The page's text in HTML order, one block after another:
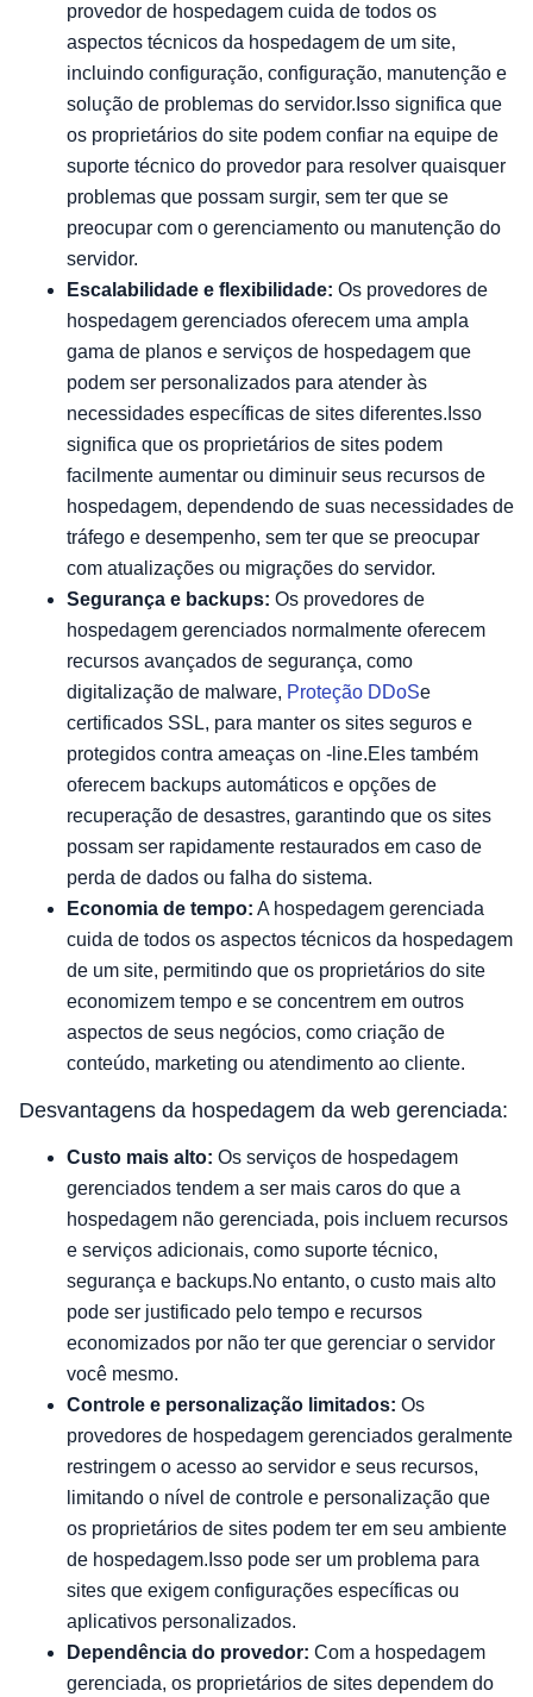
provedor de hospedagem cuida de todos os
aspectos técnicos da hospedagem de um site,
incluindo configuração, configuração, manutenção e
solução de problemas do servidor.Isso significa que
os proprietários do site podem confiar na equipe de
suporte técnico do provedor para resolver quaisquer
problemas que possam surgir, sem ter que se
preocupar com o gerenciamento ou manutenção do
servidor.
Escalabilidade e flexibilidade: Os provedores de
hospedagem gerenciados oferecem uma ampla
gama de planos e serviços de hospedagem que
podem ser personalizados para atender às
necessidades específicas de sites diferentes.Isso
significa que os proprietários de sites podem
facilmente aumentar ou diminuir seus recursos de
hospedagem, dependendo de suas necessidades de
tráfego e desempenho, sem ter que se preocupar
com atualizações ou migrações do servidor.
Segurança e backups: Os provedores de
hospedagem gerenciados normalmente oferecem
recursos avançados de segurança, como
digitalização de malware, Proteção DDoSe
certificados SSL, para manter os sites seguros e
protegidos contra ameaças on -line.Eles também
oferecem backups automáticos e opções de
recuperação de desastres, garantindo que os sites
possam ser rapidamente restaurados em caso de
perda de dados ou falha do sistema.
Economia de tempo: A hospedagem gerenciada
cuida de todos os aspectos técnicos da hospedagem
de um site, permitindo que os proprietários do site
economizem tempo e se concentrem em outros
aspectos de seus negócios, como criação de
conteúdo, marketing ou atendimento ao cliente.
Desvantagens da hospedagem da web gerenciada:
Custo mais alto: Os serviços de hospedagem
gerenciados tendem a ser mais caros do que a
hospedagem não gerenciada, pois incluem recursos
e serviços adicionais, como suporte técnico,
segurança e backups.No entanto, o custo mais alto
pode ser justificado pelo tempo e recursos
economizados por não ter que gerenciar o servidor
você mesmo.
Controle e personalização limitados: Os
provedores de hospedagem gerenciados geralmente
restringem o acesso ao servidor e seus recursos,
limitando o nível de controle e personalização que
os proprietários de sites podem ter em seu ambiente
de hospedagem.Isso pode ser um problema para
sites que exigem configurações específicas ou
aplicativos personalizados.
Dependência do provedor: Com a hospedagem
gerenciada, os proprietários de sites dependem do